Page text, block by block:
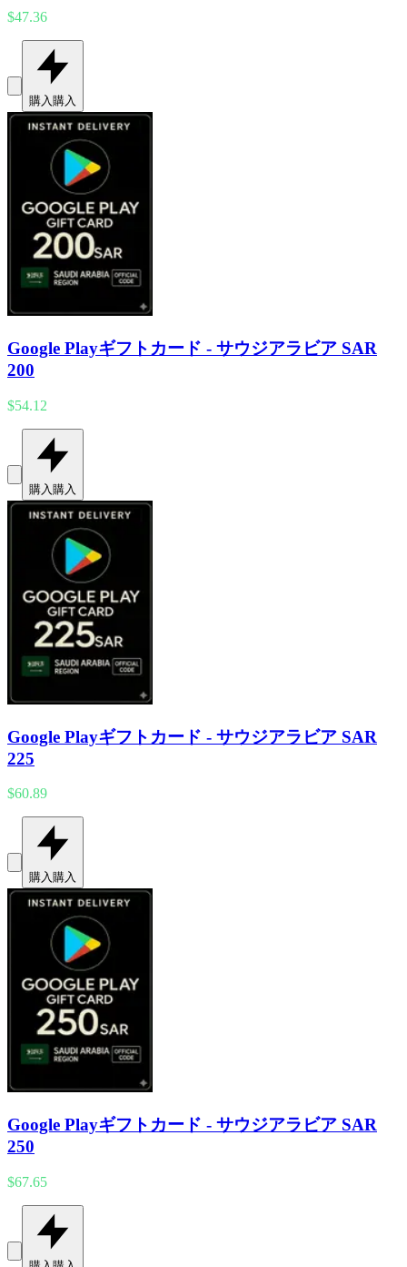
$47.36
購入購入
Google Playギフトカード - サウジアラビア SAR
200
$54.12
購入 購入
Google Playギフトカード - サウジアラビア SAR
225
$60.89
購入購入
Google Playギフトカード - サウジアラビア SAR
250
$67.65